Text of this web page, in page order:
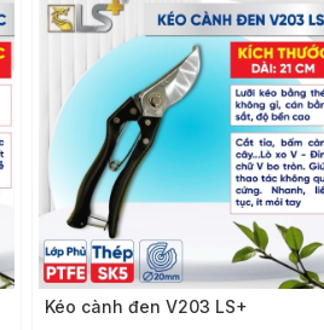
Kéo cành đen V203 LS+